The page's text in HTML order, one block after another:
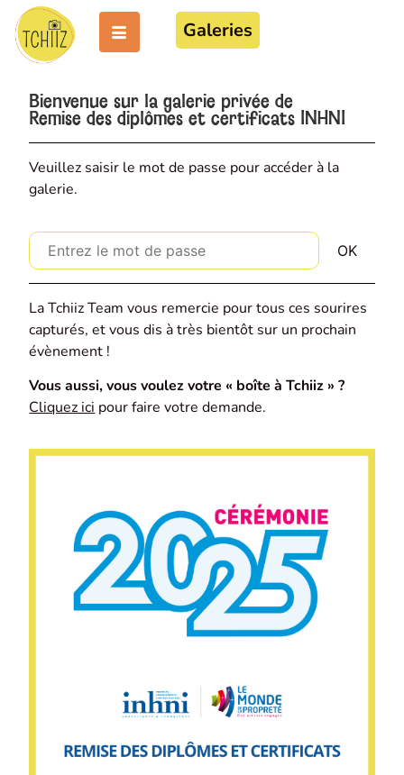
Galeries
Bienvenue sur la galerie privée de
Remise des diplômes et certificats INHNI
Veuillez saisir le mot de passe pour accéder à la
galerie.
La Tchiiz Team vous remercie pour tous ces sourires
capturés, et vous dis à très bientôt sur un prochain
évènement !
Vous aussi, vous voulez votre « boîte à Tchiiz » ?
Cliquez ici pour faire votre demande.